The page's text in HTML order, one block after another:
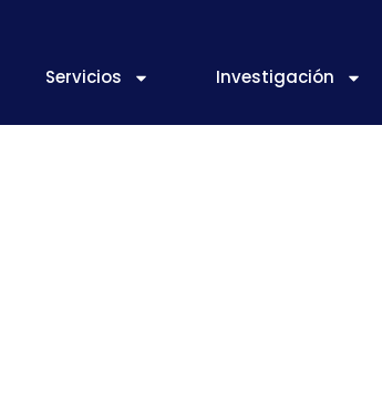
Servicios Investigación